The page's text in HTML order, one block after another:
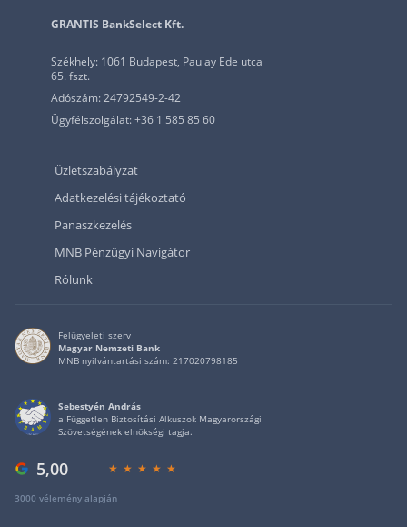
GRANTIS BankSelect Kft.
Székhely: 1061 Budapest, Paulay Ede utca
65. fszt.
Adószám: 24792549-2-42
Ügyfélszolgálat: +36 1 585 85 60
Üzletszabályzat
Adatkezelési tájékoztató
Panaszkezelés
MNB Pénzügyi Navigátor
Rólunk
Felügyeleti szerv
Magyar Nemzeti Bank
MNB nyilvántartási szám: 217020798185
Sebestyén András
a Független Biztosítási Alkuszok Magyarországi
Szövetségének elnökségi tagja.
5,00
3000 vélemény alapján